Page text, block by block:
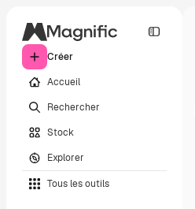
Créer
Accueil
Rechercher
Stock
Explorer
Tous les outils